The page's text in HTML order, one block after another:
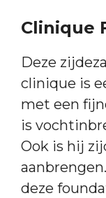
Clinique
Deze
clinique is
met een
is
Ook is hij
deze